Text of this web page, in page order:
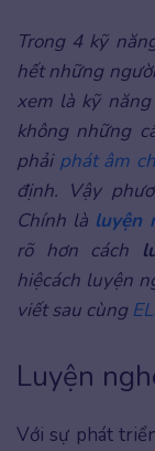
Trong 4 kỹ
hết những
xem là kỹ
không những
phải phát âm
định. Vậy
Chính là luyện
rõ hơn cách
hiệcách luyện
viết sau cùng
Luyện
Với sự phát